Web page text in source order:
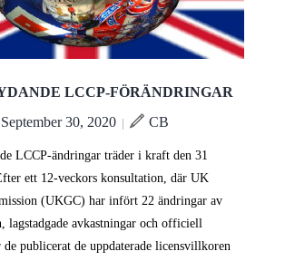
LCCP-FÖRÄNDRINGAR
September 30, 2020 | CB
LCCP-ändringar träder i kraft den 31
ett 12-veckors konsultation, där UK
(UKGC) har infört 22 ändringar av
lagstadgade avkastningar och officiell
publicerat de uppdaterade licensvillkoren